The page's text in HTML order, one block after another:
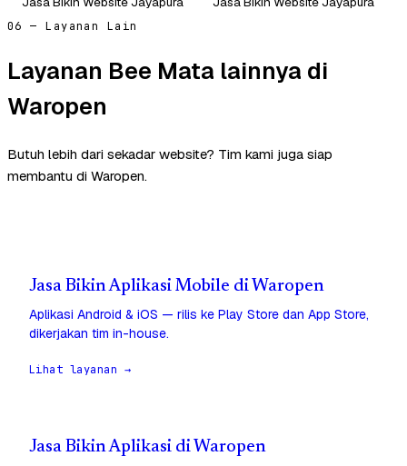
06 — Layanan Lain
Layanan Bee Mata lainnya di
Waropen
Butuh lebih dari sekadar website? Tim kami juga siap
membantu di Waropen.
Jasa Bikin Aplikasi Mobile di Waropen
Aplikasi Android & iOS — rilis ke Play Store dan App Store,
dikerjakan tim in-house.
Lihat layanan →
Jasa Bikin Aplikasi di Waropen